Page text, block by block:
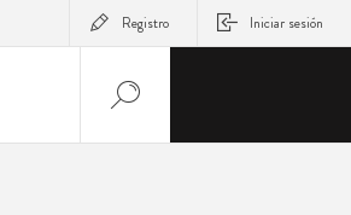
Registro Iniciar sesión